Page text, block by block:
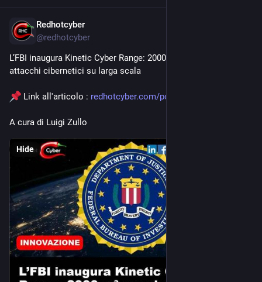
Redhotcyber
@redhotcyber
L’FBI inaugura Kinetic Cyber Range: 2000 m² per simulare
attacchi cibernetici su larga scala
Link all'articolo : redhotcyber.com/post/lfbi-inau
A cura di Luigi Zullo
Hide